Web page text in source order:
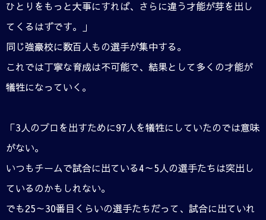
ひとりをもっと大事にすれば、さらに違う才能が芽を出し
てくるはずです。」
同じ強豪校に数百人もの選手が集中する。
これでは丁寧な育成は不可能で、結果として多くの才能が
犠牲になっていく。
「3人のプロを出すために97人を犠牲にしていたのでは意味
がない。
いつもチームで試合に出ている4～5人の選手たちは突出し
ているのかもしれない。
でも25～30番目くらいの選手たちだって、試合に出ていれ